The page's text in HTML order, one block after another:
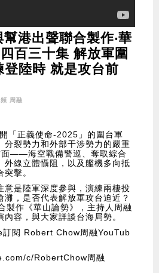
幫港出聲聯合製作‧華
百三十集 解放軍圍
登陸時 就是攻台前
周融
「正義使命-2025」的圍台軍
分裂勢力和外部干涉勢力的嚴重
面——海空戰備警巡、奪取綜合
外線立體懾阻，以及艦機多向抵
擊。
意是陸軍深度參與，演練兩棲投
灘，是否代表解放軍攻台迫近？
製作《華山論勢》，主持人周融
容，與大家詳談台海局勢。
閱 Robert Chow周融YouTub
c/RobertChow周融